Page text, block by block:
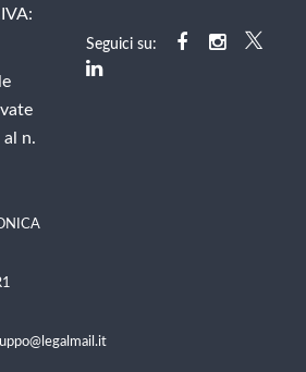
al n.
Seguici su: